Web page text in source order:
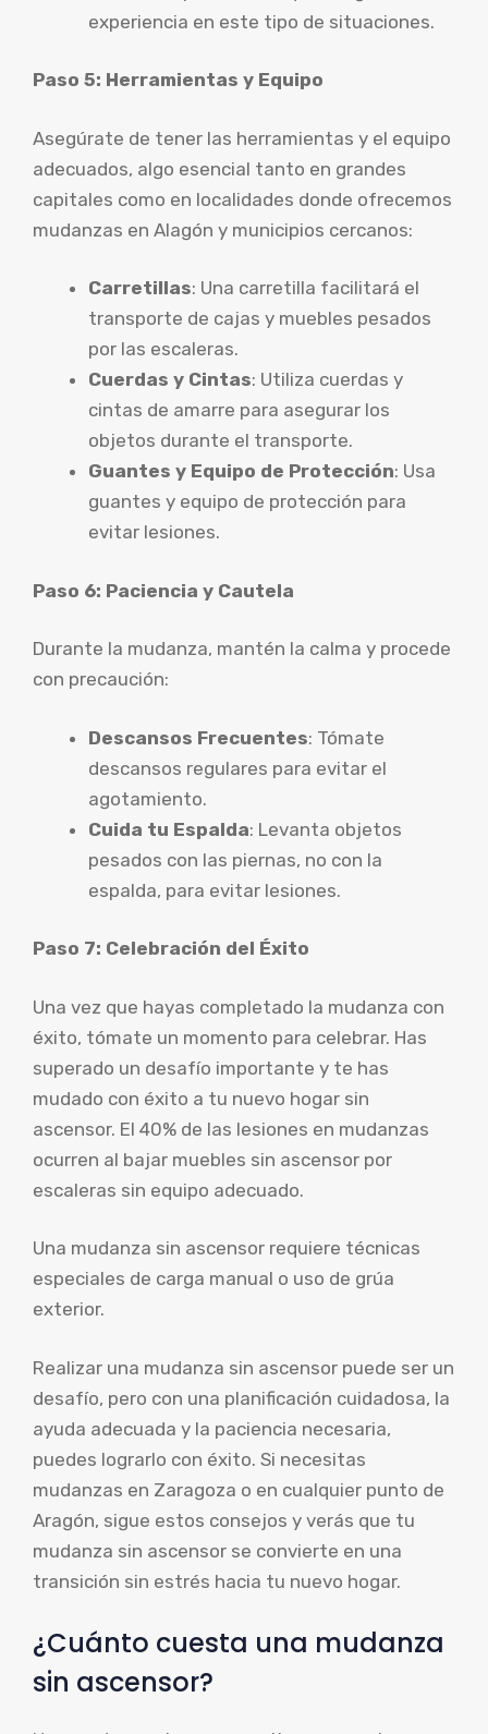
experiencia en este tipo de situaciones.
Paso 5: Herramientas y Equipo
Asegúrate de tener las herramientas y el equipo
adecuados, algo esencial tanto en grandes
capitales como en localidades donde ofrecemos
mudanzas en Alagón y municipios cercanos:
Carretillas: Una carretilla facilitará el
transporte de cajas y muebles pesados
por las escaleras.
Cuerdas y Cintas: Utiliza cuerdas y
cintas de amarre para asegurar los
objetos durante el transporte.
Guantes y Equipo de Protección: Usa
guantes y equipo de protección para
evitar lesiones.
Paso 6: Paciencia y Cautela
Durante la mudanza, mantén la calma y procede
con precaución:
Descansos Frecuentes: Tómate
descansos regulares para evitar el
agotamiento.
Cuida tu Espalda: Levanta objetos
pesados con las piernas, no con la
espalda, para evitar lesiones.
Paso 7: Celebración del Éxito
Una vez que hayas completado la mudanza con
éxito, tómate un momento para celebrar. Has
superado un desafío importante y te has
mudado con éxito a tu nuevo hogar sin
ascensor. El 40% de las lesiones en mudanzas
ocurren al bajar muebles sin ascensor por
escaleras sin equipo adecuado.
Una mudanza sin ascensor requiere técnicas
especiales de carga manual o uso de grúa
exterior.
Realizar una mudanza sin ascensor puede ser un
desafío, pero con una planificación cuidadosa, la
ayuda adecuada y la paciencia necesaria,
puedes lograrlo con éxito. Si necesitas
mudanzas en Zaragoza o en cualquier punto de
Aragón, sigue estos consejos y verás que tu
mudanza sin ascensor se convierte en una
transición sin estrés hacia tu nuevo hogar.
¿Cuánto cuesta una mudanza
sin ascensor?